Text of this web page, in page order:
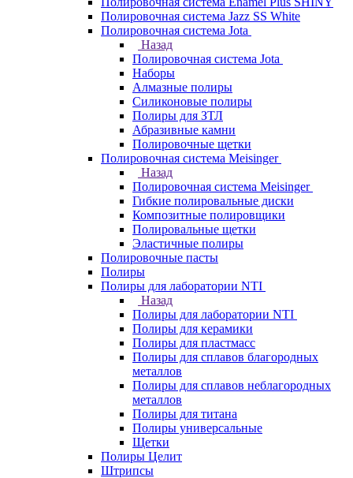
Полировочная система Jazz SS White
Полировочная система Jota
Назад
Полировочная система Jota
Наборы
Алмазные полиры
Силиконовые полиры
Полиры для ЗТЛ
Абразивные камни
Полировочные щетки
Полировочная система Meisinger
Назад
Полировочная система Meisinger
Гибкие полировальные диски
Композитные полировщики
Полировальные щетки
Эластичные полиры
Полировочные пасты
Полиры
Полиры для лаборатории NTI
Назад
Полиры для лаборатории NTI
Полиры для керамики
Полиры для пластмасс
Полиры для сплавов благородных
металлов
Полиры для сплавов неблагородных
металлов
Полиры для титана
Полиры универсальные
Щетки
Полиры Целит
Штрипсы